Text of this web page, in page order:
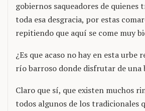
gobiernos saqueadores de quienes
toda esa desgracia, por estas
repitiendo que aquí se come muy
¿Es que acaso no hay en esta urbe
río barroso donde disfrutar de una
Claro que sí, que existen muchos
todos algunos de los tradicionales